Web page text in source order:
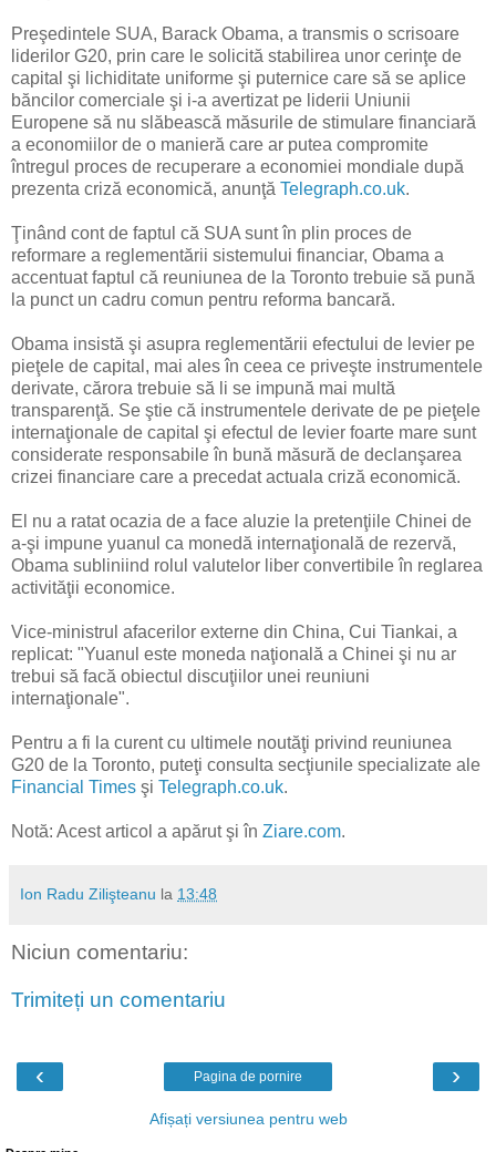
Preşedintele SUA, Barack Obama, a transmis o scrisoare
liderilor G20, prin care le solicită stabilirea unor cerinţe de
capital şi lichiditate uniforme şi puternice care să se aplice
băncilor comerciale şi i-a avertizat pe liderii Uniunii
Europene să nu slăbească măsurile de stimulare financiară
a economiilor de o manieră care ar putea compromite
întregul proces de recuperare a economiei mondiale după
prezenta criză economică, anunţă Telegraph.co.uk.
Ţinând cont de faptul că SUA sunt în plin proces de
reformare a reglementării sistemului financiar, Obama a
accentuat faptul că reuniunea de la Toronto trebuie să pună
la punct un cadru comun pentru reforma bancară.
Obama insistă şi asupra reglementării efectului de levier pe
pieţele de capital, mai ales în ceea ce priveşte instrumentele
derivate, cărora trebuie să li se impună mai multă
transparenţă. Se ştie că instrumentele derivate de pe pieţele
internaţionale de capital şi efectul de levier foarte mare sunt
considerate responsabile în bună măsură de declanşarea
crizei financiare care a precedat actuala criză economică.
El nu a ratat ocazia de a face aluzie la pretenţiile Chinei de
a-şi impune yuanul ca monedă internaţională de rezervă,
Obama subliniind rolul valutelor liber convertibile în reglarea
activităţii economice.
Vice-ministrul afacerilor externe din China, Cui Tiankai, a
replicat: "Yuanul este moneda naţională a Chinei şi nu ar
trebui să facă obiectul discuţiilor unei reuniuni
internaţionale".
Pentru a fi la curent cu ultimele noutăţi privind reuniunea
G20 de la Toronto, puteţi consulta secţiunile specializate ale
Financial Times şi Telegraph.co.uk.
Notă: Acest articol a apărut şi în Ziare.com.
Ion Radu Zilişteanu la 13:48
Niciun comentariu:
Trimiteți un comentariu
‹ ›
Pagina de pornire
Afișați versiunea pentru web